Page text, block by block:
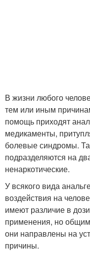
В жизни любого
тем или иным
помощь приходят
медикаменты,
болевые синдромы.
подразделяются на
ненаркотические.
У всякого вида
воздействия на
имеют различие в
применения, но
они направлены на
причины.